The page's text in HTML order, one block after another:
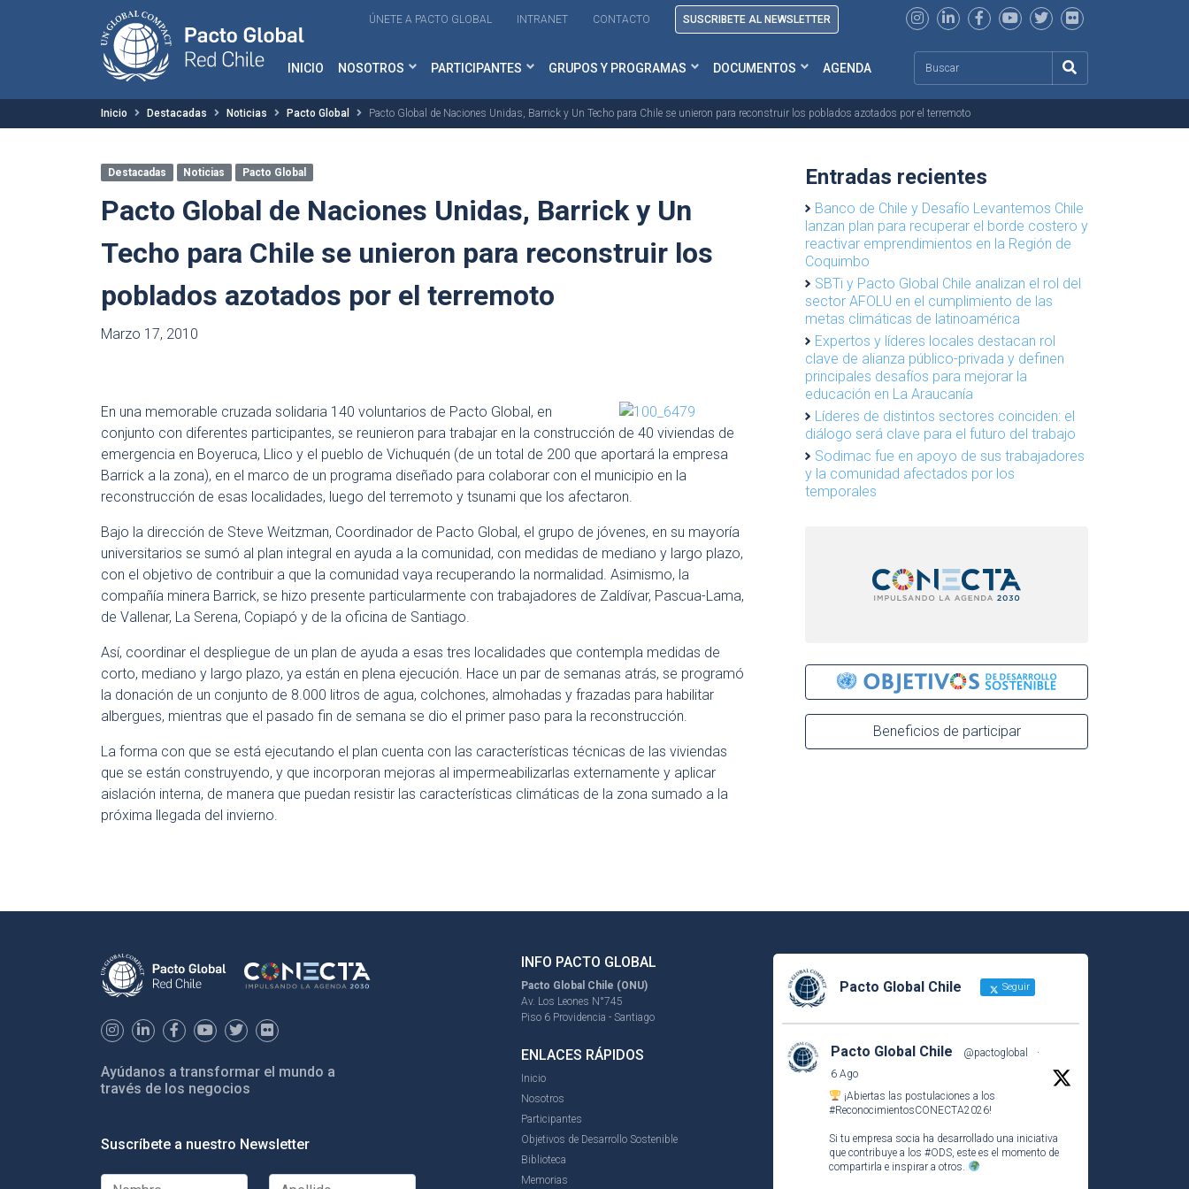
ÚNETE A PACTO GLOBAL INTRANET CONTACTO SUSCRIBETE AL NEWSLETTER
INICIO NOSOTROS PARTICIPANTES GRUPOS Y PROGRAMAS DOCUMENTOS AGENDA
Inicio Destacadas Noticias Pacto Global Pacto Global de Naciones Unidas, Barrick y Un Techo para Chile se unieron para reconstruir los poblados azotados por el terremoto
Destacadas Noticias Pacto Global
Pacto Global de Naciones Unidas, Barrick y Un
Techo para Chile se unieron para reconstruir los
poblados azotados por el terremoto
Marzo 17, 2010
En una memorable cruzada solidaria 140 voluntarios de Pacto Global, en
conjunto con diferentes participantes, se reunieron para trabajar en la construcción de 40 viviendas de
emergencia en Boyeruca, Llico y el pueblo de Vichuquén (de un total de 200 que aportará la empresa
Barrick a la zona), en el marco de un programa diseñado para colaborar con el municipio en la
reconstrucción de esas localidades, luego del terremoto y tsunami que los afectaron.
Bajo la dirección de Steve Weitzman, Coordinador de Pacto Global, el grupo de jóvenes, en su mayoría
universitarios se sumó al plan integral en ayuda a la comunidad, con medidas de mediano y largo plazo,
con el objetivo de contribuir a que la comunidad vaya recuperando la normalidad. Asimismo, la
compañía minera Barrick, se hizo presente particularmente con trabajadores de Zaldívar, Pascua-Lama,
de Vallenar, La Serena, Copiapó y de la oficina de Santiago.
Así, coordinar el despliegue de un plan de ayuda a esas tres localidades que contempla medidas de
corto, mediano y largo plazo, ya están en plena ejecución. Hace un par de semanas atrás, se programó
la donación de un conjunto de 8.000 litros de agua, colchones, almohadas y frazadas para habilitar
albergues, mientras que el pasado fin de semana se dio el primer paso para la reconstrucción.
La forma con que se está ejecutando el plan cuenta con las características técnicas de las viviendas
que se están construyendo, y que incorporan mejoras al impermeabilizarlas externamente y aplicar
aislación interna, de manera que puedan resistir las características climáticas de la zona sumado a la
próxima llegada del invierno.
Entradas recientes
Banco de Chile y Desafío Levantemos Chile
lanzan plan para recuperar el borde costero y
reactivar emprendimientos en la Región de
Coquimbo
SBTi y Pacto Global Chile analizan el rol del
sector AFOLU en el cumplimiento de las
metas climáticas de latinoamérica
Expertos y líderes locales destacan rol
clave de alianza público-privada y definen
principales desafíos para mejorar la
educación en La Araucanía
Líderes de distintos sectores coinciden: el
diálogo será clave para el futuro del trabajo
Sodimac fue en apoyo de sus trabajadores
y la comunidad afectados por los
temporales
Beneficios de participar
Ayúdanos a transformar el mundo a
través de los negocios
Suscríbete a nuestro Newsletter
INFO PACTO GLOBAL
Pacto Global Chile (ONU)
Av. Los Leones N°745
Piso 6 Providencia - Santiago
ENLACES RÁPIDOS
Inicio
Nosotros
Participantes
Objetivos de Desarrollo Sostenible
Biblioteca
Memorias
Pacto Global Chile Seguir
Pacto Global Chile @pactoglobal
·
6 Ago
¡Abiertas las postulaciones a los
#ReconocimientosCONECTA2026!
Si tu empresa socia ha desarrollado una iniciativa
que contribuye a los #ODS, este es el momento de
compartirla e inspirar a otros.